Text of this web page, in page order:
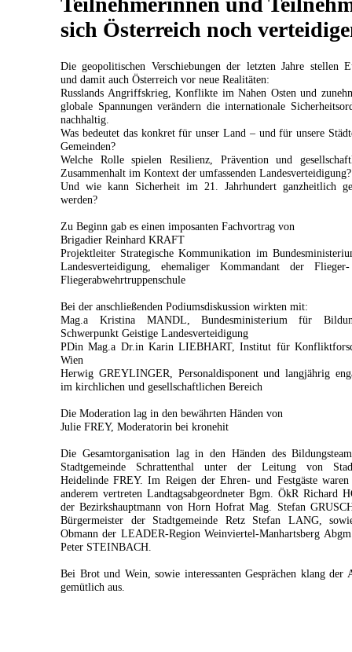
sich Österreich noch
Die geopolitischen Verschiebungen der letzten Jahre stellen
und damit auch Österreich vor neue Realitäten:
Russlands Angriffskrieg, Konflikte im Nahen Osten und
globale Spannungen verändern die internationale
nachhaltig.
Was bedeutet das konkret für unser Land – und für unsere
Gemeinden?
Welche Rolle spielen Resilienz, Prävention und
Zusammenhalt im Kontext der umfassenden Landesverteidigung?
Und wie kann Sicherheit im 21. Jahrhundert ganzheitlich
werden?
Zu Beginn gab es einen imposanten Fachvortrag von
Brigadier Reinhard KRAFT
Projektleiter Strategische Kommunikation im
Landesverteidigung, ehemaliger Kommandant der
Fliegerabwehrtruppenschule
Bei der anschließenden Podiumsdiskussion wirkten mit:
Mag.a Kristina MANDL, Bundesministerium für
Schwerpunkt Geistige Landesverteidigung
PDin Mag.a Dr.in Karin LIEBHART, Institut für
Wien
Herwig GREYLINGER, Personaldisponent und langjährig
im kirchlichen und gesellschaftlichen Bereich
Die Moderation lag in den bewährten Händen von
Julie FREY, Moderatorin bei kronehit
Die Gesamtorganisation lag in den Händen des
Stadtgemeinde Schrattenthal unter der Leitung von
Heidelinde FREY. Im Reigen der Ehren- und Festgäste waren
anderem vertreten Landtagsabgeordneter Bgm. ÖkR Richard
der Bezirkshauptmann von Horn Hofrat Mag. Stefan
Bürgermeister der Stadtgemeinde Retz Stefan LANG,
Obmann der LEADER-Region Weinviertel-Manhartsberg
Peter STEINBACH.
Bei Brot und Wein, sowie interessanten Gesprächen klang der
gemütlich aus.